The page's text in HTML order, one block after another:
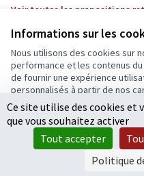
Informations sur les
Nous utilisons des cookies sur
performance et les contenus
de fournir une expérience
personnalisés à partir de nos
Accepter
Voir toutes les propositions
Conditions d'utilisation
Paramètres des cookies
Ecrivons Angers sur X
(Lien externe)
Ecrivons Angers sur
(Lien externe)
logiciel libre
Ce site utilise des cookies et
que vous souhaitez activer
Tout accepter
Politique